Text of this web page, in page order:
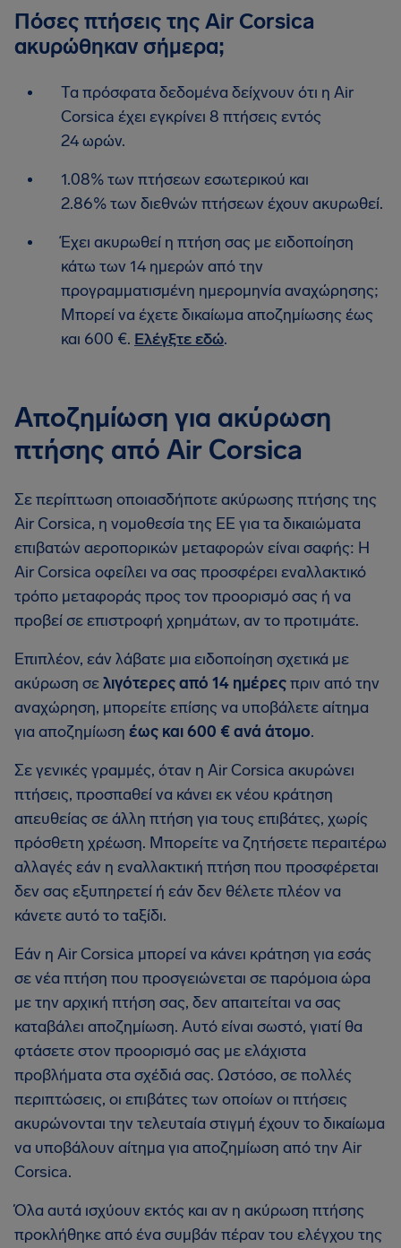
Πόσες πτήσεις της Air Corsica
ακυρώθηκαν σήμερα;
Τα πρόσφατα δεδομένα δείχνουν ότι η Air
Corsica έχει εγκρίνει 8 πτήσεις εντός
24 ωρών.
1.08% των πτήσεων εσωτερικού και
2.86% των διεθνών πτήσεων έχουν ακυρωθεί.
Έχει ακυρωθεί η πτήση σας με ειδοποίηση
κάτω των 14 ημερών από την
προγραμματισμένη ημερομηνία αναχώρησης;
Μπορεί να έχετε δικαίωμα αποζημίωσης έως
και 600 €. Ελέγξτε εδώ.
Αποζημίωση για ακύρωση
πτήσης από Air Corsica
Σε περίπτωση οποιασδήποτε ακύρωσης πτήσης της
Air Corsica, η νομοθεσία της ΕΕ για τα δικαιώματα
επιβατών αεροπορικών μεταφορών είναι σαφής: Η
Air Corsica οφείλει να σας προσφέρει εναλλακτικό
τρόπο μεταφοράς προς τον προορισμό σας ή να
προβεί σε επιστροφή χρημάτων, αν το προτιμάτε.
Επιπλέον, εάν λάβατε μια ειδοποίηση σχετικά με
ακύρωση σελιγότερες από 14 ημέρεςπριν από την
αναχώρηση, μπορείτε επίσης να υποβάλετε αίτημα
για αποζημίωση έως και 600 € ανά άτομο.
Σε γενικές γραμμές, όταν η Air Corsica ακυρώνει
πτήσεις, προσπαθεί να κάνει εκ νέου κράτηση
απευθείας σε άλλη πτήση για τους επιβάτες, χωρίς
πρόσθετη χρέωση. Μπορείτε να ζητήσετε περαιτέρω
αλλαγές εάν η εναλλακτική πτήση που προσφέρεται
δεν σας εξυπηρετεί ή εάν δεν θέλετε πλέον να
κάνετε αυτό το ταξίδι.
Εάν η Air Corsica μπορεί να κάνει κράτηση για εσάς
σε νέα πτήση που προσγειώνεται σε παρόμοια ώρα
με την αρχική πτήση σας, δεν απαιτείται να σας
καταβάλει αποζημίωση. Αυτό είναι σωστό, γιατί θα
φτάσετε στον προορισμό σας με ελάχιστα
προβλήματα στα σχέδιά σας. Ωστόσο, σε πολλές
περιπτώσεις, οι επιβάτες των οποίων οι πτήσεις
ακυρώνονται την τελευταία στιγμή έχουν το δικαίωμα
να υποβάλουν αίτημα για αποζημίωση από την Air
Corsica.
Όλα αυτά ισχύουν εκτός και αν η ακύρωση πτήσης
προκλήθηκε από ένα συμβάν πέραν του ελέγχου της